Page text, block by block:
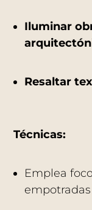
Iluminar
Resaltar
Técnicas:
Emplea